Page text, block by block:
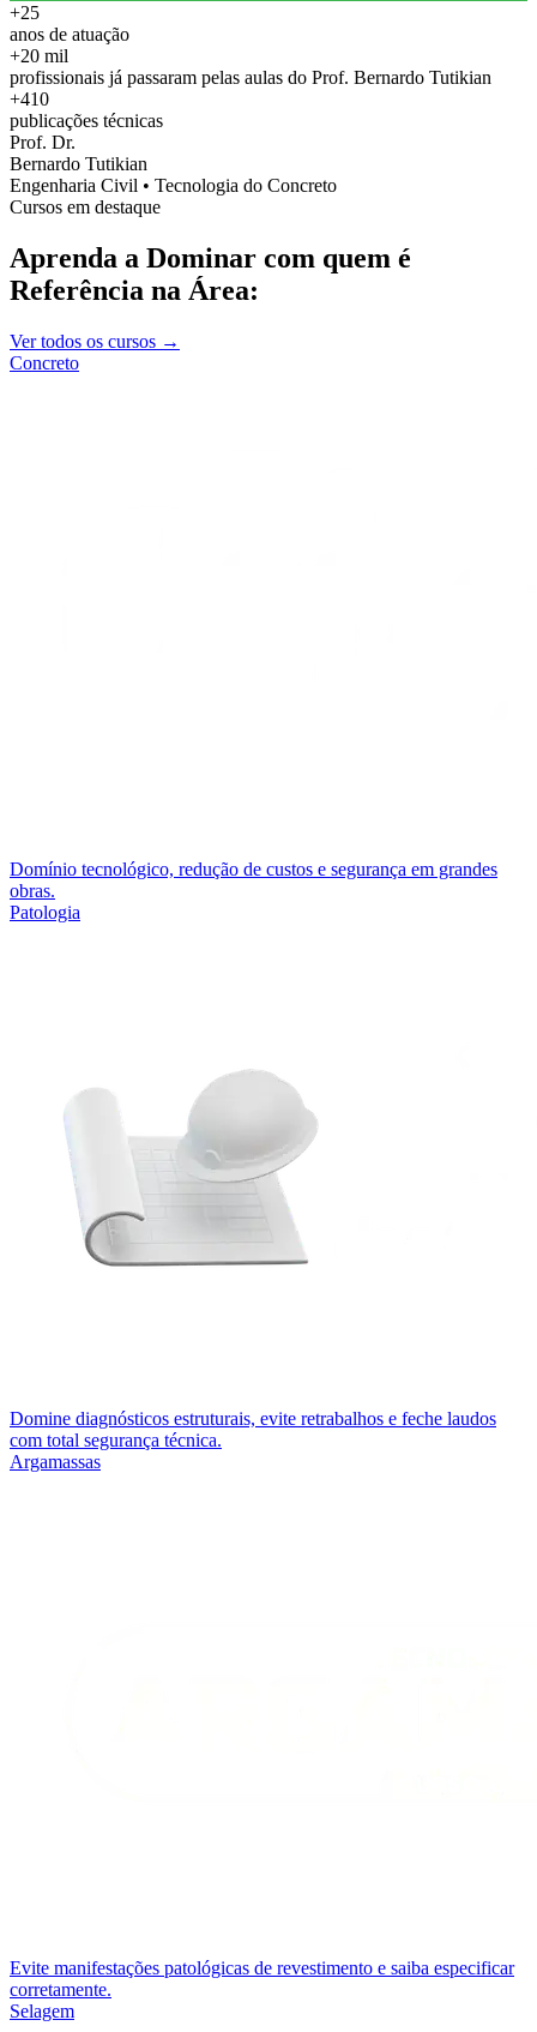
+25
anos de atuação
+20 mil
profissionais já passaram pelas aulas do Prof. Bernardo Tutikian
+410
publicações técnicas
Prof. Dr.
Bernardo Tutikian
Engenharia Civil • Tecnologia do Concreto
Cursos em destaque
Aprenda a Dominar com quem é
Referência na Área:
Ver todos os cursos →
Concreto
Domínio tecnológico, redução de custos e segurança em grandes
obras.
Patologia
Domine diagnósticos estruturais, evite retrabalhos e feche laudos
com total segurança técnica.
Argamassas
Evite manifestações patológicas de revestimento e saiba especificar
corretamente.
Selagem